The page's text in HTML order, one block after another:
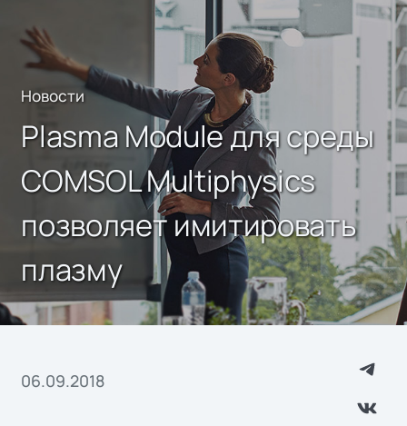
Новости
Plasma Module для среды
COMSOL Multiphysics
позволяет имитировать
плазму
06.09.2018